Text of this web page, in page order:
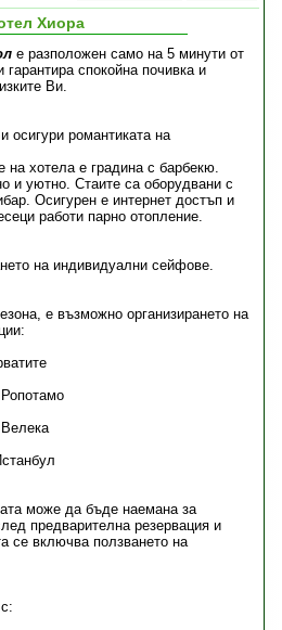
Хиора
е разположен само на 5 минути от
спокойна почивка и
Ви.
осигури романтиката на
на хотела е градина с барбекю.
и уютно. Стаите са оборудвани с
Осигурен е интернет достъп и
работи парно отопление.
на индивидуални сейфове.
е възможно организирането на
може да бъде наемана за
предварителна резервация и
се включва ползването на